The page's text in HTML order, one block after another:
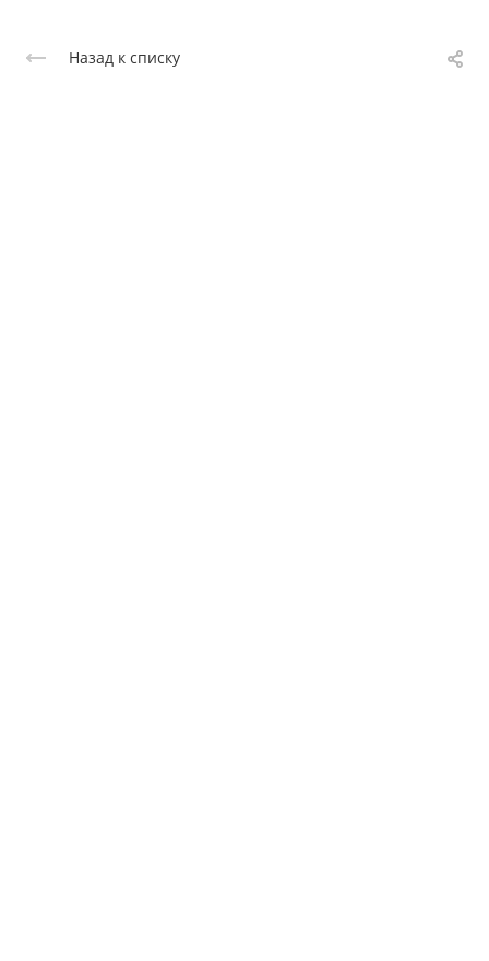
Назад к списку